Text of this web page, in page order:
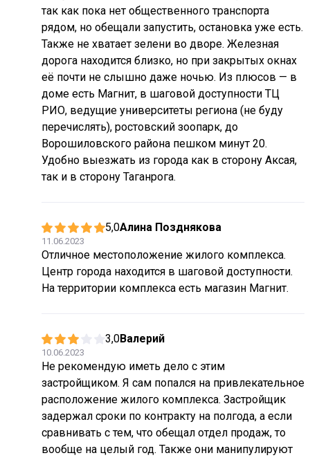
так как пока нет общественного транспорта
рядом, но обещали запустить, остановка уже есть.
Также не хватает зелени во дворе. Железная
дорога находится близко, но при закрытых окнах
её почти не слышно даже ночью. Из плюсов — в
доме есть Магнит, в шаговой доступности ТЦ
РИО, ведущие университеты региона (не буду
перечислять), ростовский зоопарк, до
Ворошиловского района пешком минут 20.
Удобно выезжать из города как в сторону Аксая,
так и в сторону Таганрога.
5,0Алина Позднякова
11.06.2023
Отличное местоположение жилого комплекса.
Центр города находится в шаговой доступности.
На территории комплекса есть магазин Магнит.
3,0Валерий
10.06.2023
Не рекомендую иметь дело с этим
застройщиком. Я сам попался на привлекательное
расположение жилого комплекса. Застройщик
задержал сроки по контракту на полгода, а если
сравнивать с тем, что обещал отдел продаж, то
вообще на целый год. Также они манипулируют